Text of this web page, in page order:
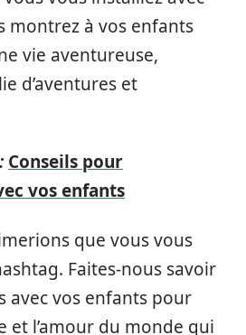
montrez à vos enfants
vie aventureuse,
d’aventures et
Conseils pour
vos enfants
que vous vous
Faites-nous savoir
avec vos enfants pour
et l’amour du monde qui